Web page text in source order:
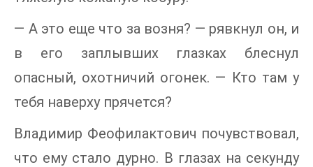
— А это еще что за возня? — рявкнул он, и
в его заплывших глазках блеснул
опасный, охотничий огонек. — Кто там у
тебя наверху прячется?
Владимир Феофилактович почувствовал,
что ему стало дурно. В глазах на секунду